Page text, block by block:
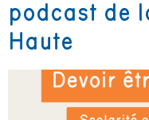
podcast de
Haute